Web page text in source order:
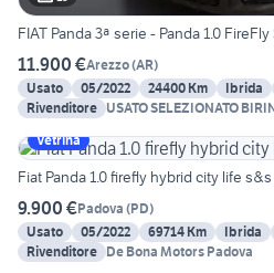
FIAT Panda 3ª serie - Panda 1.0
11.900 €Arezzo(AR)
Usato
05/2022 24400 Km Ibrida
Rivenditore USATO SELEZIONATO
Vetrina
Fiat Panda 1.0 firefly hybrid city life
9.900 €Padova (PD)
Usato
05/2022 69714 Km Ibrida
Rivenditore De Bona Motors Padova